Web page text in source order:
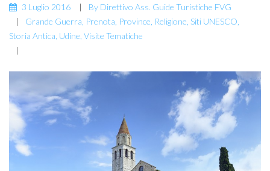
3 Luglio 2016 By Direttivo Ass. Guide Turistiche FVG
Grande Guerra Prenota Province Religione Siti UNESCO
Storia Antica Udine Visite Tematiche